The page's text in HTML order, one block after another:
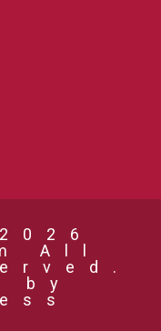
All
by